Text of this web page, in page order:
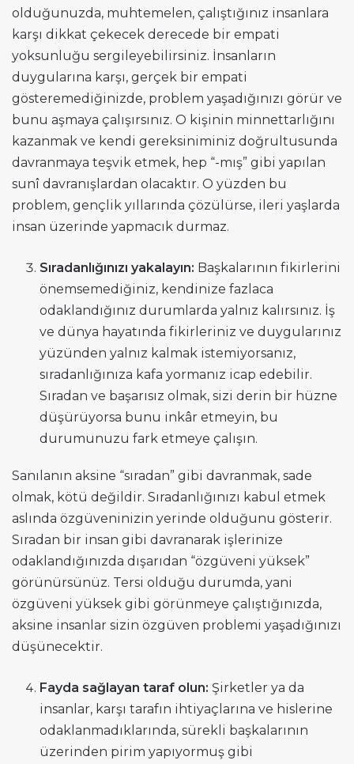
olduğunuzda, muhtemelen, çalıştığınız insanlara
karşı dikkat çekecek derecede bir empati
yoksunluğu sergileyebilirsiniz. İnsanların
duygularına karşı, gerçek bir empati
gösteremediğinizde, problem yaşadığınızı görür ve
bunu aşmaya çalışırsınız. O kişinin minnettarlığını
kazanmak ve kendi gereksiniminiz doğrultusunda
davranmaya teşvik etmek, hep “-mış” gibi yapılan
sunî davranışlardan olacaktır. O yüzden bu
problem, gençlik yıllarında çözülürse, ileri yaşlarda
insan üzerinde yapmacık durmaz.
Sıradanlığınızı yakalayın: Başkalarının fikirlerini
önemsemediğiniz, kendinize fazlaca
odaklandığınız durumlarda yalnız kalırsınız. İş
ve dünya hayatında fikirleriniz ve duygularınız
yüzünden yalnız kalmak istemiyorsanız,
sıradanlığınıza kafa yormanız icap edebilir.
Sıradan ve başarısız olmak, sizi derin bir hüzne
düşürüyorsa bunu inkâr etmeyin, bu
durumunuzu fark etmeye çalışın.
Sanılanın aksine “sıradan” gibi davranmak, sade
olmak, kötü değildir. Sıradanlığınızı kabul etmek
aslında özgüveninizin yerinde olduğunu gösterir.
Sıradan bir insan gibi davranarak işlerinize
odaklandığınızda dışarıdan “özgüveni yüksek”
görünürsünüz. Tersi olduğu durumda, yani
özgüveni yüksek gibi görünmeye çalıştığınızda,
aksine insanlar sizin özgüven problemi yaşadığınızı
düşünecektir.
Fayda sağlayan taraf olun: Şirketler ya da
insanlar, karşı tarafın ihtiyaçlarına ve hislerine
odaklanmadıklarında, sürekli başkalarının
üzerinden pirim yapıyormuş gibi